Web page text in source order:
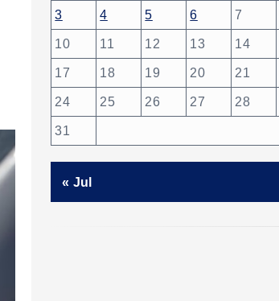
3 4 5 6 7
10 11 12 13 14
17 18 19 20 21
24 25 26 27 28
31
« Jul